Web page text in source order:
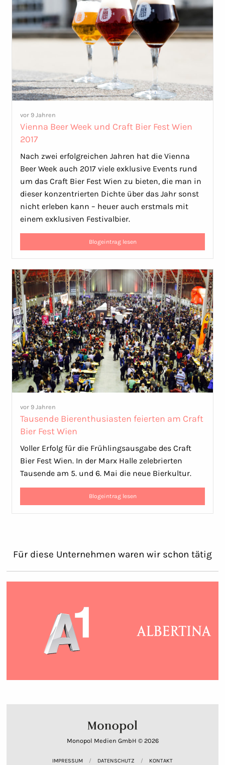
vor 9 Jahren
Vienna Beer Week und Craft Bier Fest Wien
2017
Nach zwei erfolgreichen Jahren hat die Vienna
Beer Week auch 2017 viele exklusive Events rund
um das Craft Bier Fest Wien zu bieten, die man in
dieser konzentrierten Dichte über das Jahr sonst
nicht erleben kann – heuer auch erstmals mit
einem exklusiven Festivalbier.
Blogeintrag lesen
vor 9 Jahren
Tausende Bierenthusiasten feierten am Craft
Bier Fest Wien
Voller Erfolg für die Frühlingsausgabe des Craft
Bier Fest Wien. In der Marx Halle zelebrierten
Tausende am 5. und 6. Mai die neue Bierkultur.
Blogeintrag lesen
Für diese Unternehmen waren wir schon tätig
Monopol Medien GmbH © 2026
IMPRESSUM DATENSCHUTZ KONTAKT